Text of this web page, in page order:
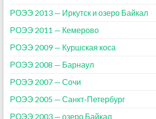
РОЭЭ 2013 — Иркутск и озеро Байкал
РОЭЭ 2011 — Кемерово
РОЭЭ 2009 — Куршская коса
РОЭЭ 2008 — Барнаул
РОЭЭ 2007 — Сочи
РОЭЭ 2005 — Санкт-Петербург
РОЭЭ 2003 — озеро Байкал